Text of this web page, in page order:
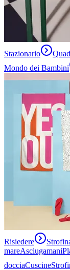
Stazionario
Mondo dei Bambini
Risiedere
mareAsciugamani
docciaCuscine